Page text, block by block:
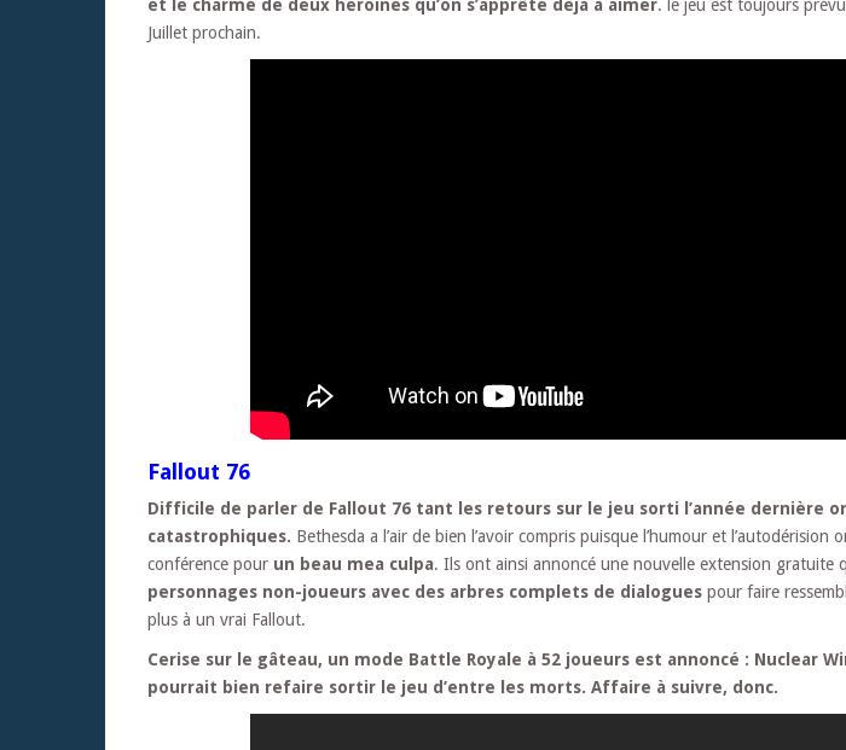
et le charme de deux héroïnes qu’on s’apprête déjà à aimer. le jeu est toujours
Juillet prochain.
Fallout 76
Difficile de parler de Fallout 76 tant les retours sur le jeu sorti l’année dernière
catastrophiques. Bethesda a l’air de bien l’avoir compris puisque l’humour et l’autodérision
conférence pour un beau mea culpa. Ils ont ainsi annoncé une nouvelle extension gratuite
personnages non-joueurs avec des arbres complets de dialogues pour faire
plus à un vrai Fallout.
Cerise sur le gâteau, un mode Battle Royale à 52 joueurs est annoncé : Nuclear
pourrait bien refaire sortir le jeu d’entre les morts. Affaire à suivre, donc.